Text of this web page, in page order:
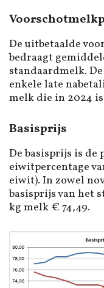
De uitbetaalde
bedraagt
standaardmelk.
enkele late
melk die in 2024
Basisprijs
De basisprijs is de
eiwitpercentage
eiwit). In zowel
basisprijs van het
kg melk € 74,49.